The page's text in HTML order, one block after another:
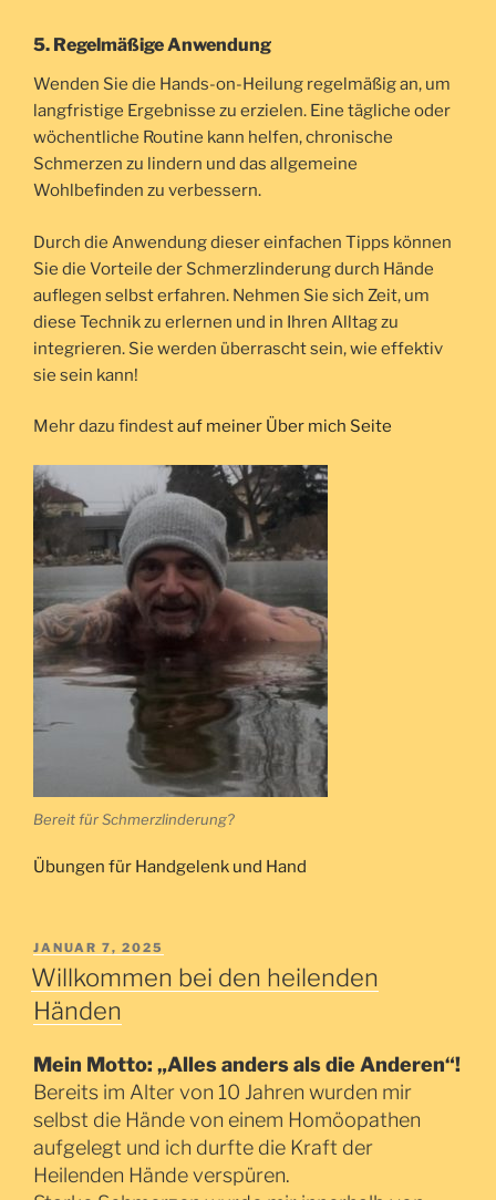
5. Regelmäßige Anwendung
Wenden Sie die Hands-on-Heilung regelmäßig an, um
langfristige Ergebnisse zu erzielen. Eine tägliche oder
wöchentliche Routine kann helfen, chronische
Schmerzen zu lindern und das allgemeine
Wohlbefinden zu verbessern.
Durch die Anwendung dieser einfachen Tipps können
Sie die Vorteile der Schmerzlinderung durch Hände
auflegen selbst erfahren. Nehmen Sie sich Zeit, um
diese Technik zu erlernen und in Ihren Alltag zu
integrieren. Sie werden überrascht sein, wie effektiv
sie sein kann!
Mehr dazu findestauf meiner Über mich Seite
Bereit für Schmerzlinderung?
Übungen für Handgelenk und Hand
VERÖFFENTLICHT
AM
JANUAR 7, 2025
Willkommen bei den heilenden
Händen
Mein Motto: „Alles anders als die Anderen“!
Bereits im Alter von 10 Jahren wurden mir
selbst die Hände von einem Homöopathen
aufgelegt und ich durfte die Kraft der
Heilenden Hände verspüren.